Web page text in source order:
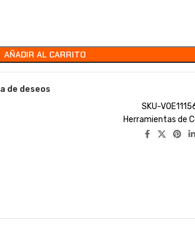
AÑADIR AL CARRITO
de deseos
SKU-
Herramientas de